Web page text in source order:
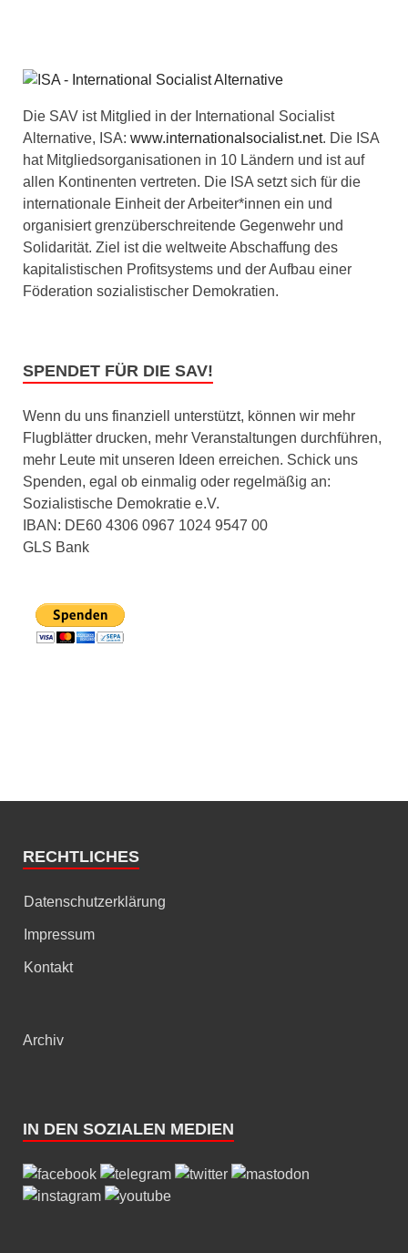
Die SAV ist Mitglied in der International Socialist
Alternative, ISA: www.internationalsocialist.net. Die ISA
hat Mitgliedsorganisationen in 10 Ländern und ist auf
allen Kontinenten vertreten. Die ISA setzt sich für die
internationale Einheit der Arbeiter*innen ein und
organisiert grenzüberschreitende Gegenwehr und
Solidarität. Ziel ist die weltweite Abschaffung des
kapitalistischen Profitsystems und der Aufbau einer
Föderation sozialistischer Demokratien.
SPENDET FÜR DIE SAV!
Wenn du uns finanziell unterstützt, können wir mehr
Flugblätter drucken, mehr Veranstaltungen durchführen,
mehr Leute mit unseren Ideen erreichen. Schick uns
Spenden, egal ob einmalig oder regelmäßig an:
Sozialistische Demokratie e.V.
IBAN: DE60 4306 0967 1024 9547 00
GLS Bank
RECHTLICHES
Datenschutzerklärung
Impressum
Kontakt
Archiv
IN DEN SOZIALEN MEDIEN